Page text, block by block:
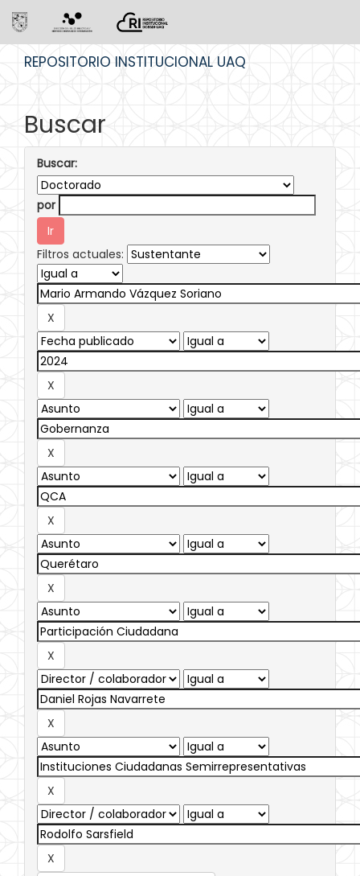
REPOSITORIO INSTITUCIONAL UAQ
Buscar
Buscar:
por
Filtros actuales: